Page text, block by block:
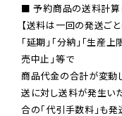
■ 予約商品の送料計算
【送料は一回の発送ご
「延期」「分納」「生産
売中止」等で
商品代金の合計が変動
送に対し送料が発生い